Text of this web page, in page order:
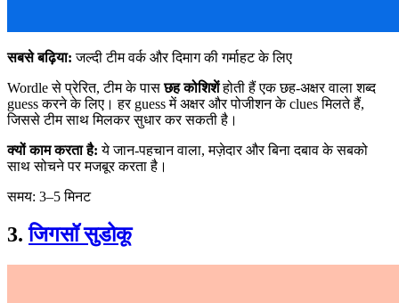
सबसे बढ़िया: जल्दी टीम वर्क और दिमाग की गर्माहट के लिए
Wordle से प्रेरित, टीम के पासछह कोशिशेंहोती हैं एक छह-अक्षर वाला शब्द
guess करने के लिए। हर guess में अक्षर और पोजीशन के clues मिलते हैं,
जिससे टीम साथ मिलकर सुधार कर सकती है।
क्यों काम करता है: ये जान-पहचान वाला, मज़ेदार और बिना दबाव के सबको
साथ सोचने पर मजबूर करता है।
समय: 3–5 मिनट
3.जिगसॉ सुडोकू